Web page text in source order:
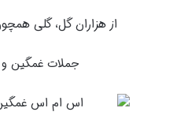
از هزاران گل، گلی
جملات غمگین